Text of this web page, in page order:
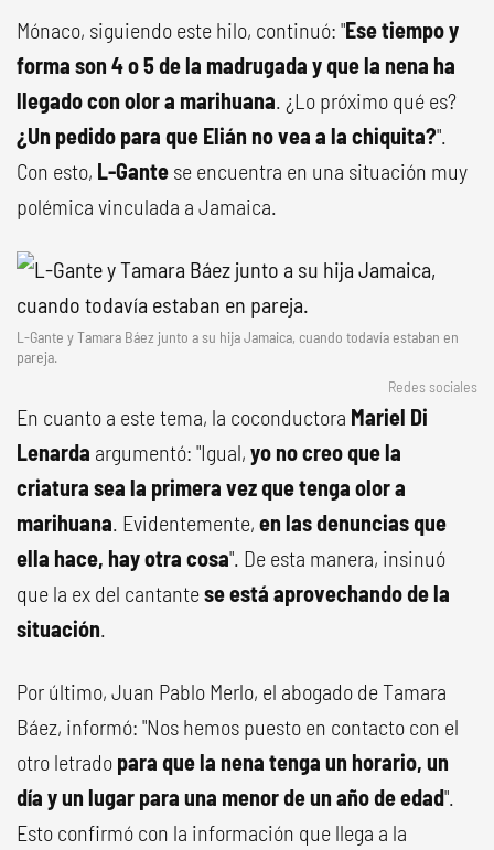
Mónaco, siguiendo este hilo, continuó: "Ese tiempo y
forma son 4 o 5 de la madrugada y que la nena ha
llegado con olor a marihuana. ¿Lo próximo qué es?
¿Un pedido para que Elián no vea a la chiquita?".
Con esto, L-Gante se encuentra en una situación muy
polémica vinculada a Jamaica.
L-Gante y Tamara Báez junto a su hija Jamaica, cuando todavía estaban en
pareja.
Redes sociales
En cuanto a este tema, la coconductora Mariel Di
Lenarda argumentó: "Igual, yo no creo que la
criatura sea la primera vez que tenga olor a
marihuana. Evidentemente, en las denuncias que
ella hace, hay otra cosa". De esta manera, insinuó
que la ex del cantantese está aprovechando de la
situación.
Por último, Juan Pablo Merlo, el abogado de Tamara
Báez, informó: "Nos hemos puesto en contacto con el
otro letrado para que la nena tenga un horario, un
día y un lugar para una menor de un año de edad".
Esto confirmó con la información que llega a la